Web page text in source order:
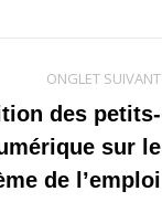
ONGLET SUIVANT
des petits-
sur le
de l’emploi